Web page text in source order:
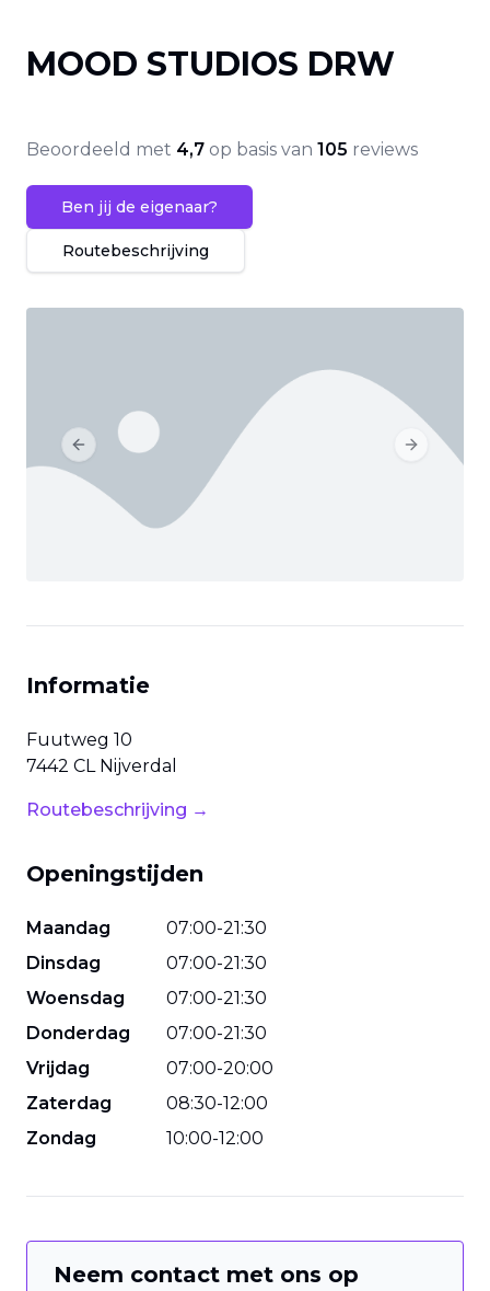
MOOD STUDIOS DRW
Beoordeeld met 4,7 op basis van 105 reviews
Ben jij de eigenaar?
Routebeschrijving
Previous slide Next slide
Informatie
Fuutweg 10
7442 CL Nijverdal
Routebeschrijving →
Openingstijden
Maandag 07:00-21:30
Dinsdag
07:00-21:30
Woensdag
07:00-21:30
Donderdag
07:00-21:30
Vrijdag
07:00-20:00
Zaterdag
08:30-12:00
Zondag
10:00-12:00
Neem contact met ons op